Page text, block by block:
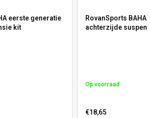
eerste generatie
kit
RovanSports
achterzijde
Op voorraad
€18,65